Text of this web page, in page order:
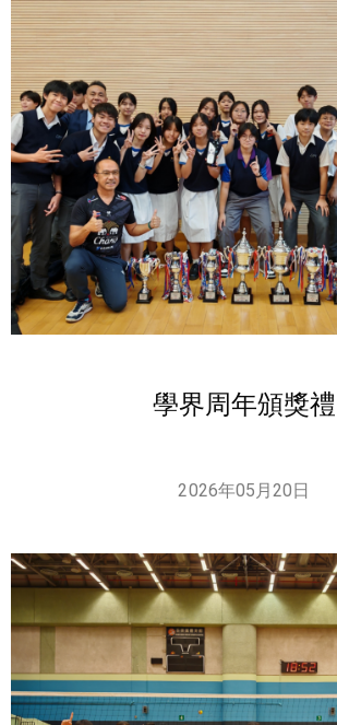
學界周年頒獎禮
2026年05月20日